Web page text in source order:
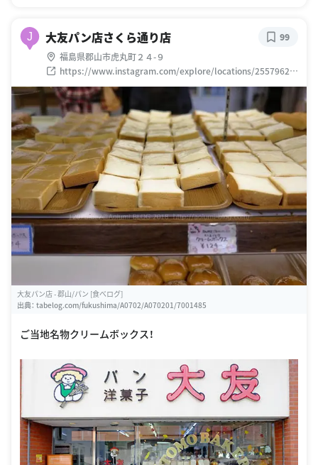
J 大友パン店さくら通り店
福島県郡山市虎丸町２４-９
https://www.instagram.com/explore/locations/25579627
7
99
大友パン店 - 郡山/パン [食べログ]
出典： tabelog.com/fukushima/A0702/A070201/7001485
ご当地名物クリームボックス！